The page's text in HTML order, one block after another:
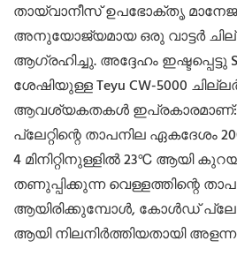
തായ്‌വാനീസ് ഉപഭോക്തൃ
അനുയോജ്യമായ ഒരു വാട്ടർ
ആഗ്രഹിച്ചു. അദ്ദേഹം ഇഷ്ടപ്പെട്ടു
ശേഷിയുള്ള Teyu CW-5000
ആവശ്യകതകൾ ഇപ്രകാരമാണ്:
പ്ലേറ്റിന്റെ താപനില
4 മിനിറ്റിനുള്ളിൽ 23℃ ആയി
തണുപ്പിക്കുന്ന വെള്ളത്തിന്റെ
ആയിരിക്കുമ്പോൾ, കോൾഡ്
ആയി നിലനിർത്തിയതായി